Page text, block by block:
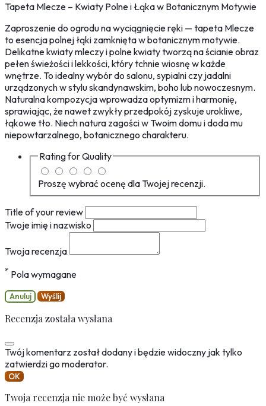
Tapeta Mlecze – Kwiaty Polne i Łąka w Botanicznym Motywie
Zaproszenie do ogrodu na wyciągnięcie ręki — tapeta Mlecze
to esencja polnej łąki zamknięta w botanicznym motywie.
Delikatne kwiaty mleczy i polne kwiaty tworzą na ścianie obraz
pełen świeżości i lekkości, który tchnie wiosnę w każde
wnętrze. To idealny wybór do salonu, sypialni czy jadalni
urządzonych w stylu skandynawskim, boho lub nowoczesnym.
Naturalna kompozycja wprowadza optymizm i harmonię,
sprawiając, że nawet zwykły przedpokój zyskuje urokliwe,
łąkowe tło. Niech natura zagości w Twoim domu i doda mu
niepowtarzalnego, botanicznego charakteru.
Rating forQuality
Proszę wybrać ocenę dla Twojej recenzji.
Title of your review
Twoje imię i nazwisko
Twoja recenzja
* Pola wymagane
Anuluj Wyślij
Recenzja została wysłana
Twój komentarz został dodany i będzie widoczny jak tylko
zatwierdzi go moderator.
OK
Twoja recenzja nie może być wysłana